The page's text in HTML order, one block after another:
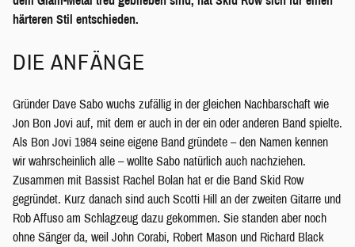
härteren Stil entschieden.
DIE ANFÄNGE
Gründer Dave Sabo wuchs zufällig in der gleichen Nachbarschaft wie
Jon Bon Jovi auf, mit dem er auch in der ein oder anderen Band spielte.
Als Bon Jovi 1984 seine eigene Band gründete – den Namen kennen
wir wahrscheinlich alle – wollte Sabo natürlich auch nachziehen.
Zusammen mit Bassist Rachel Bolan hat er die Band Skid Row
gegründet. Kurz danach sind auch Scotti Hill an der zweiten Gitarre und
Rob Affuso am Schlagzeug dazu gekommen. Sie standen aber noch
ohne Sänger da, weil John Corabi, Robert Mason und Richard Black